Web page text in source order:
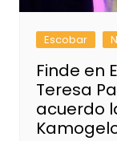
Escobar
Finde en
Teresa
acuerdo